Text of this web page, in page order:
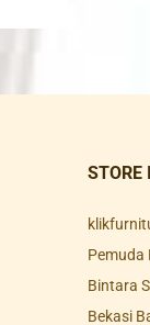
STORE
Pemuda
Bintara
Bekasi